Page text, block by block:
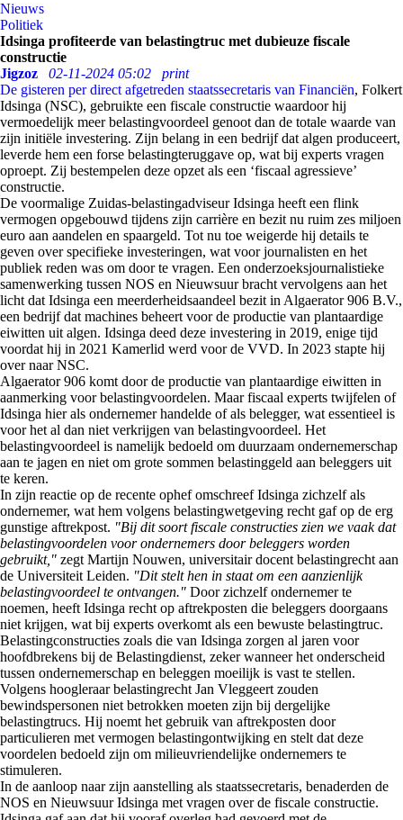
Nieuws
Politiek
Idsinga profiteerde van belastingtruc met dubieuze fiscale
constructie
Jigzoz
02-11-2024 05:02
print
De gisteren per direct afgetreden staatssecretaris van Financiën, Folkert
Idsinga (NSC), gebruikte een fiscale constructie waardoor hij
vermoedelijk meer belastingvoordeel genoot dan de totale waarde van
zijn initiële investering. Zijn belang in een bedrijf dat algen produceert,
leverde hem een forse belastingteruggave op, wat bij experts vragen
oproept. Zij bestempelen deze opzet als een ‘fiscaal agressieve’
constructie.
De voormalige Zuidas-belastingadviseur Idsinga heeft een flink
vermogen opgebouwd tijdens zijn carrière en bezit nu ruim zes miljoen
euro aan aandelen en spaargeld. Tot nu toe weigerde hij details te
geven over specifieke investeringen, wat voor journalisten en het
publiek reden was om door te vragen. Een onderzoeksjournalistieke
samenwerking tussen NOS en Nieuwsuur bracht vervolgens aan het
licht dat Idsinga een meerderheidsaandeel bezit in Algaerator 906 B.V.,
een bedrijf dat machines beheert voor de productie van plantaardige
eiwitten uit algen. Idsinga deed deze investering in 2019, enige tijd
voordat hij in 2021 Kamerlid werd voor de VVD. In 2023 stapte hij
over naar NSC.
Algaerator 906 komt door de productie van plantaardige eiwitten in
aanmerking voor belastingvoordelen. Maar fiscaal experts twijfelen of
Idsinga hier als ondernemer handelde of als belegger, wat essentieel is
voor het al dan niet verkrijgen van belastingvoordeel. Het
belastingvoordeel is namelijk bedoeld om duurzaam ondernemerschap
aan te jagen en niet om grote sommen belastinggeld aan beleggers uit
te keren.
In zijn reactie op de recente ophef omschreef Idsinga zichzelf als
ondernemer, wat hem volgens belastingwetgeving recht gaf op de erg
gunstige aftrekpost. "Bij dit soort fiscale constructies zien we vaak dat
belastingvoordelen voor ondernemers door beleggers worden
gebruikt," zegt Martijn Nouwen, universitair docent belastingrecht aan
de Universiteit Leiden. "Dit stelt hen in staat om een aanzienlijk
belastingvoordeel te ontvangen." Door zichzelf ondernemer te
noemen, heeft Idsinga recht op aftrekposten die beleggers doorgaans
niet krijgen, wat bij experts overkomt als een bewuste belastingtruc.
Belastingconstructies zoals die van Idsinga zorgen al jaren voor
hoofdbrekens bij de Belastingdienst, zeker wanneer het onderscheid
tussen ondernemerschap en beleggen moeilijk is vast te stellen.
Volgens hoogleraar belastingrecht Jan Vleggeert zouden
bewindspersonen niet betrokken moeten zijn bij dergelijke
belastingtrucs. Hij noemt het gebruik van aftrekposten door
particulieren met vermogen belastingontwijking en stelt dat deze
voordelen bedoeld zijn om milieuvriendelijke ondernemers te
stimuleren.
In de aanloop naar zijn aanstelling als staatssecretaris, benaderden de
NOS en Nieuwsuur Idsinga met vragen over de fiscale constructie.